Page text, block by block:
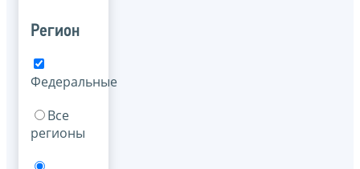
Регион
Федеральные
Все
регионы